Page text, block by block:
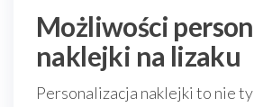
Możliwości
naklejki na lizaku
Personalizacja naklejki to nie